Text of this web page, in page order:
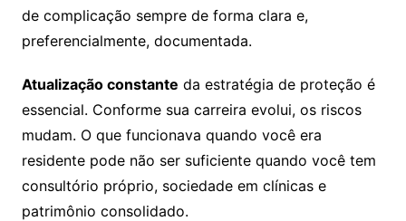
de complicação sempre de forma clara e,
preferencialmente, documentada.
Atualização constante da estratégia de proteção é
essencial. Conforme sua carreira evolui, os riscos
mudam. O que funcionava quando você era
residente pode não ser suficiente quando você tem
consultório próprio, sociedade em clínicas e
patrimônio consolidado.